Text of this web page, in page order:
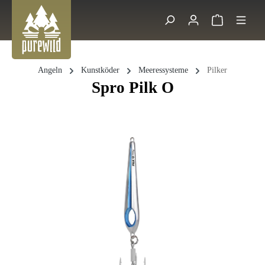
Zum Hauptinhalt springen
Suche
Angeln Kunstköder Meeressysteme Pilker
Spro Pilk O